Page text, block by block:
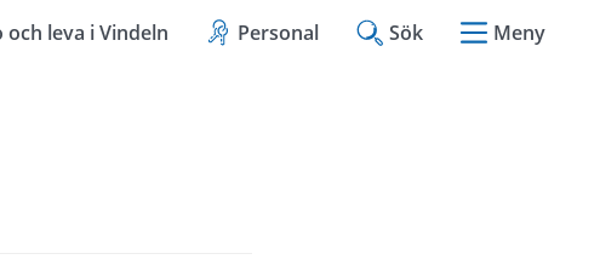
och leva i Vindeln Personal Sök Meny